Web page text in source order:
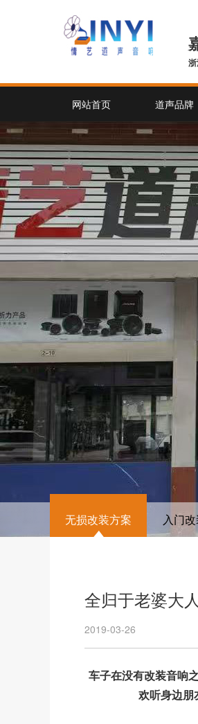
网站首页 道声品牌
无损改装方案 入门
全归于老婆大
2019-03-26
车子在没有改装音响
欢听身边朋